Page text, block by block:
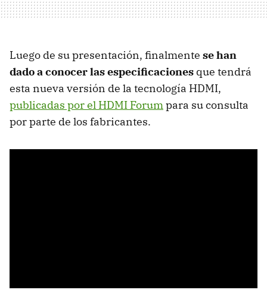
Luego de su presentación, finalmente se han
dado a conocer las especificaciones que tendrá
esta nueva versión de la tecnología HDMI,
publicadas por el HDMI Forumpara su consulta
por parte de los fabricantes.